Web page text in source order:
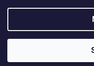
Copyright 2026ELEVEN